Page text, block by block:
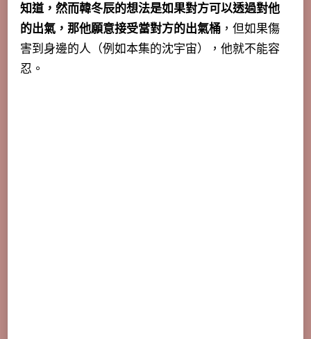
知道，然而韓冬辰的想法是如果對方可以透過對他
的出氣，那他願意接受當對方的出氣桶 ，但如果傷
害到身邊的人（例如本集的沈宇宙），他就不能容
忍。